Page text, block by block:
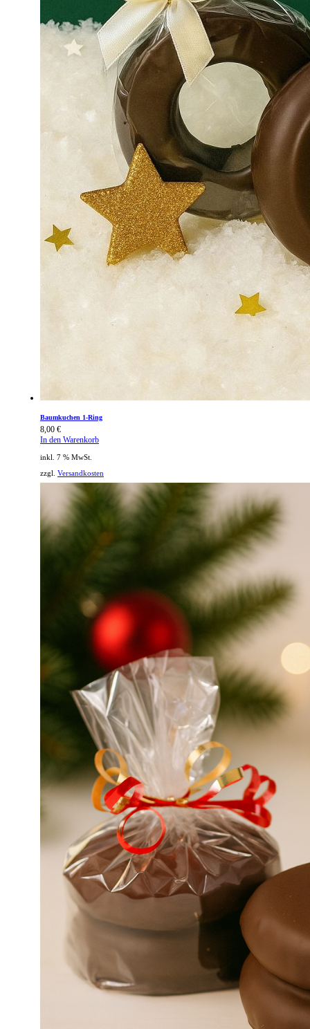
Baumkuchen 1-Ring
8,00 €
In den Warenkorb
inkl. 7 % MwSt.
zzgl. Versandkosten